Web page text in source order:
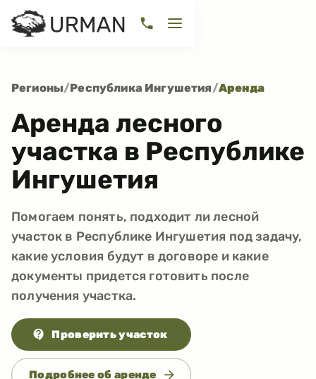
Регионы/Республика Ингушетия/Аренда
Аренда лесного
участка в Республике
Ингушетия
Помогаем понять, подходит ли лесной
участок в Республике Ингушетия под задачу,
какие условия будут в договоре и какие
документы придется готовить после
получения участка.
Проверить участок
Подробнее об аренде